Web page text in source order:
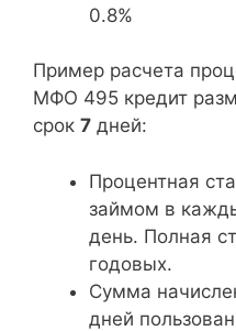
0.8%
Пример расчета
МФО 495 кредит
срок 7 дней:
Процентная
займом в
день. Полная
годовых.
Сумма
дней